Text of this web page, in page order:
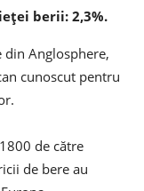
berii: 2,3%.
din Anglosphere,
cunoscut pentru
de către
de bere au